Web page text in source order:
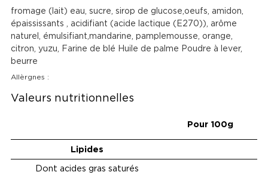
fromage (lait) eau, sucre, sirop de glucose,oeufs, amidon,
épaississants , acidifiant (acide lactique (E270)), arôme
naturel, émulsifiant,mandarine, pamplemousse, orange,
citron, yuzu, Farine de blé Huile de palme Poudre à lever,
beurre
Allèrgnes :
Valeurs nutritionnelles
Pour 100g
Lipides
Dont acides gras saturés